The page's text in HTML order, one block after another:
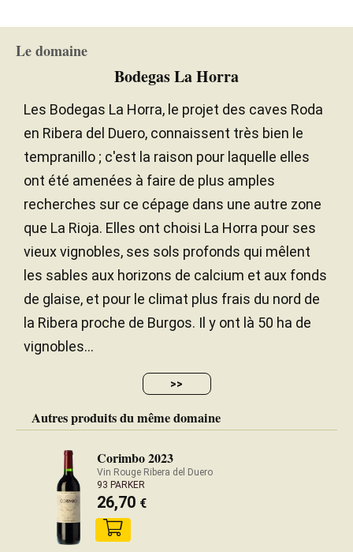
Le domaine
Bodegas La Horra
Les Bodegas La Horra, le projet des caves Roda
en Ribera del Duero, connaissent très bien le
tempranillo ; c'est la raison pour laquelle elles
ont été amenées à faire de plus amples
recherches sur ce cépage dans une autre zone
que La Rioja. Elles ont choisi La Horra pour ses
vieux vignobles, ses sols profonds qui mêlent
les sables aux horizons de calcium et aux fonds
de glaise, et pour le climat plus frais du nord de
la Ribera proche de Burgos. Il y ont là 50 ha de
vignobles...
>>
Autres produits du même domaine
Corimbo 2023
Vin Rouge Ribera del Duero
93 PARKER
26,70 €